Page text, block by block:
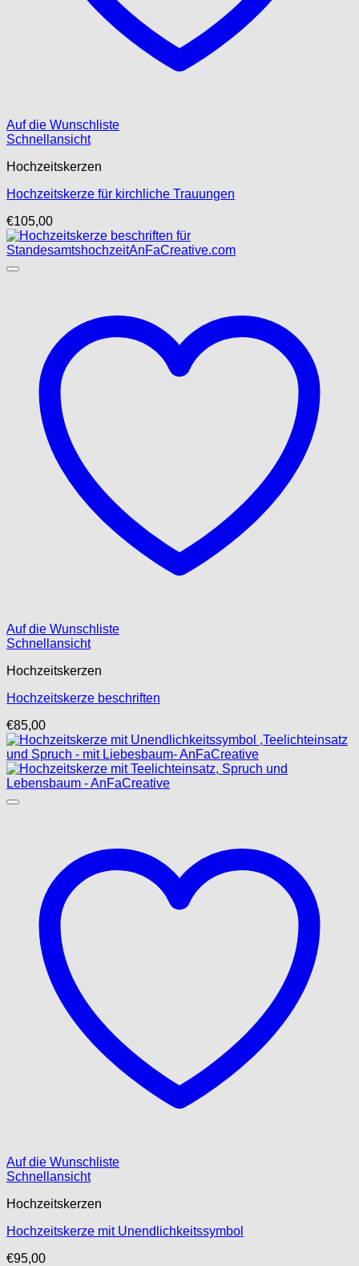
Auf die Wunschliste
Schnellansicht
Hochzeitskerzen
Hochzeitskerze für kirchliche Trauungen
€105,00
Auf die Wunschliste
Schnellansicht
Hochzeitskerzen
Hochzeitskerze beschriften
€85,00
Auf die Wunschliste
Schnellansicht
Hochzeitskerzen
Hochzeitskerze mit Unendlichkeitssymbol
€95,00